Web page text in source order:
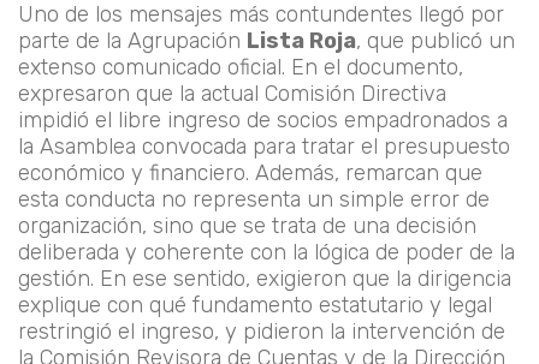
Uno de los mensajes más contundentes llegó por
parte de la Agrupación Lista Roja, que publicó un
extenso comunicado oficial. En el documento,
expresaron que la actual Comisión Directiva
impidió el libre ingreso de socios empadronados a
la Asamblea convocada para tratar el presupuesto
económico y financiero. Además, remarcan que
esta conducta no representa un simple error de
organización, sino que se trata de una decisión
deliberada y coherente con la lógica de poder de la
gestión. En ese sentido, exigieron que la dirigencia
explique con qué fundamento estatutario y legal
restringió el ingreso, y pidieron la intervención de
la Comisión Revisora de Cuentas y de la Dirección